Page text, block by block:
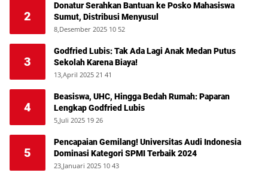
2
Donatur Serahkan Bantuan ke Posko Mahasiswa
Sumut, Distribusi Menyusul
8,Desember 2025 10 52
3
Godfried Lubis: Tak Ada Lagi Anak Medan Putus
Sekolah Karena Biaya!
13,April 2025 21 41
4
Beasiswa, UHC, Hingga Bedah Rumah: Paparan
Lengkap Godfried Lubis
5,Juli 2025 19 26
5
Pencapaian Gemilang! Universitas Audi Indonesia
Dominasi Kategori SPMI Terbaik 2024
23,Januari 2025 10 43